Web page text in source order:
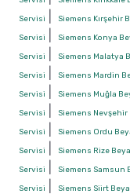
Servisi
Siemens Kırşehir
Servisi
Siemens Konya
Servisi
Siemens Malatya
Servisi
Siemens Mardin
Servisi
Siemens Muğla
Servisi
Siemens Nevşehir
Servisi
Siemens Ordu
Servisi
Siemens Rize
Servisi
Siemens Samsun
Servisi
Siemens Siirt